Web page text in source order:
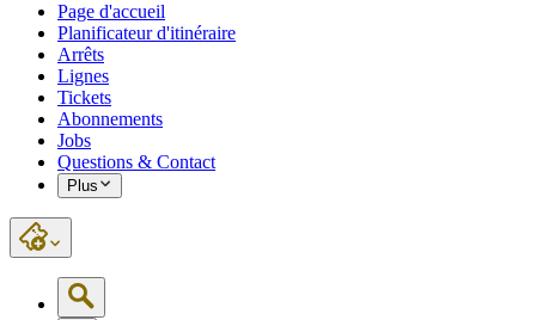
Page d'accueil
Planificateur d'itinéraire
Arrêts
Lignes
Tickets
Abonnements
Jobs
Questions & Contact
Plus